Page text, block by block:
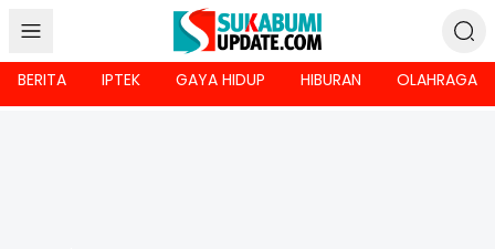
BERITA IPTEK GAYA HIDUP HIBURAN OLAHRAGA